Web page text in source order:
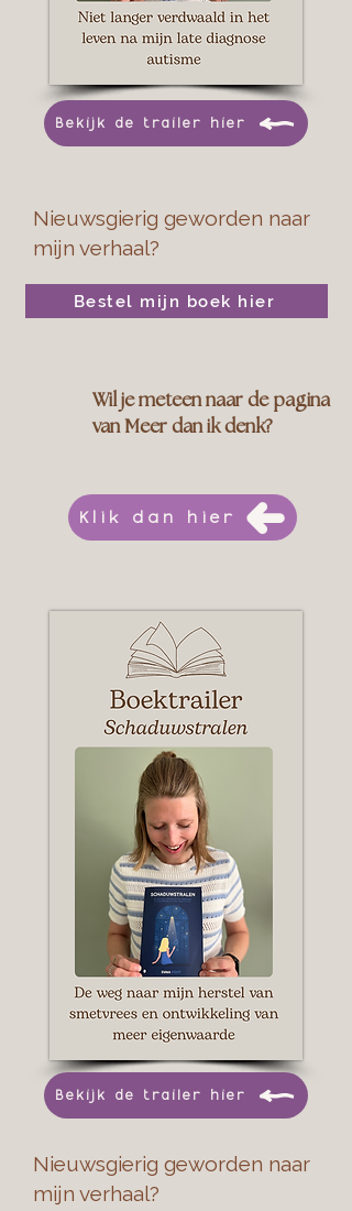
Bekijk de trailer hier
Nieuwsgierig geworden naar
mijn verhaal?
Bestel mijn boek hier
Wil je meteen naar de pagina
van Meer dan ik denk?
Klik dan hier
Bekijk de trailer hier
Nieuwsgierig geworden naar
mijn verhaal?